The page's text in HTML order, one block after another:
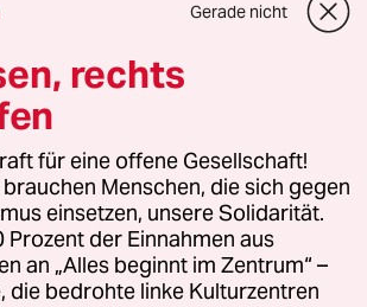
und Vertriebs GmbH
Bei rechtlichen Fragen oder für Genehmigungen
lizenzen@taz.de
Kommune-Richtlinien
Gerade nicht
rechts
für eine offene Gesellschaft!
Menschen, die sich gegen
einsetzen, unsere Solidarität.
Prozent der Einnahmen aus
an „Alles beginnt im Zentrum“ –
die bedrohte linke Kulturzentren